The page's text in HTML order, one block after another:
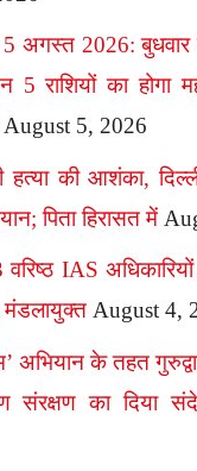
अगस्त 2026:
राशियों का होगा
August 5, 2026
हत्या की आशंका,
पिता हिरासत में
IAS
मंडलायुक्त August 4,
अभियान के तहत
संरक्षण का दिया